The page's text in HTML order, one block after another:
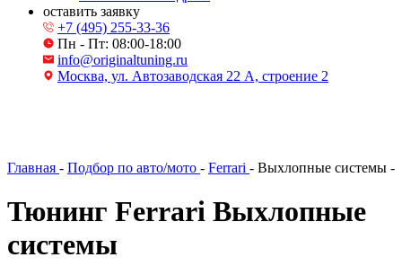
оставить заявку
+7 (495) 255-33-36
Пн - Пт: 08:00-18:00
info@originaltuning.ru
Москва, ул. Автозаводская 22 А, строение 2
Главная - Подбор по авто/мото - Ferrari - Выхлопные системы -
Тюнинг Ferrari Выхлопные
системы